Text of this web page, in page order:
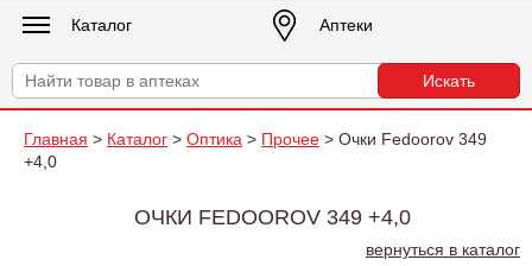
Каталог Аптеки
Главная > Каталог > Оптика > Прочее > Очки Fedoorov 349
+4,0
ОЧКИ FEDOOROV 349 +4,0
вернуться в каталог